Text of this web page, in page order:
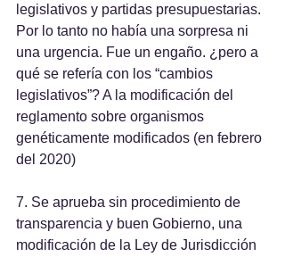
legislativos y partidas presupuestarias.
Por lo tanto no había una sorpresa ni
una urgencia. Fue un engaño. ¿pero a
qué se refería con los “cambios
legislativos”? A la modificación del
reglamento sobre organismos
genéticamente modificados (en febrero
del 2020)
7. Se aprueba sin procedimiento de
transparencia y buen Gobierno, una
modificación de la Ley de Jurisdicción